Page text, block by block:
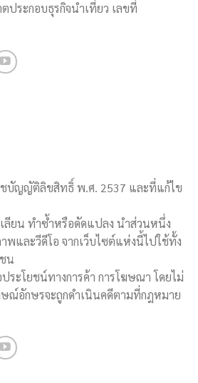
ประกอบธุรกิจนำเที่ยว เลขที่
บัญญัติลิขสิทธิ์ พ.ศ. 2537 และที่แก้ไข
ลียน ทำซ้ำหรือดัดแปลง นำส่วนหนึ่ง
พและวีดีโอ จากเว็บไซต์แห่งนี้ไปใช้ทั้ง
น
ระโยชน์ทางการค้า การโฆษณา โดยไม่
ณ์อักษรจะถูกดำเนินคดีตามที่กฎหมาย